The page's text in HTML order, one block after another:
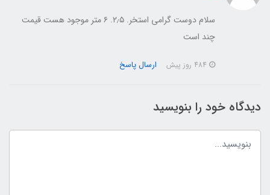
سلام دوست گرامی استخر. ۲٫۵. ۶ متر موجود هست قیمت
چند است
ارسال پاسخ
دیدگاه خود را بنویسید